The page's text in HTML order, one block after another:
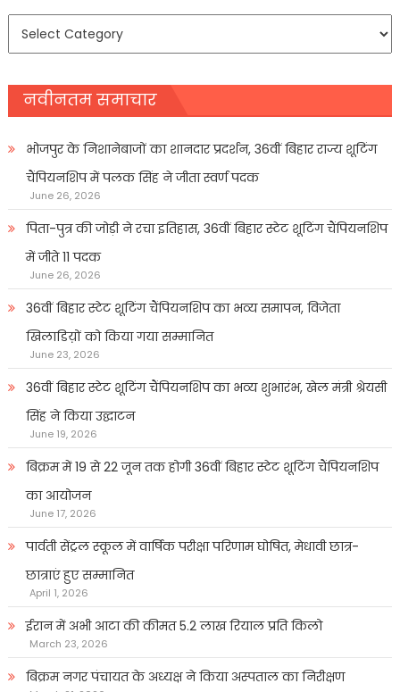
समाचार
नवीनतम समाचार
भोजपुर के निशानेबाजों का शानदार प्रदर्शन, 36वीं बिहार राज्य शूटिंग
चैंपियनशिप में पलक सिंह ने जीता स्वर्ण पदक
June 26, 2026
पिता-पुत्र की जोड़ी ने रचा इतिहास, 36वीं बिहार स्टेट शूटिंग चैंपियनशिप
में जीते 11 पदक
June 26, 2026
36वीं बिहार स्टेट शूटिंग चैंपियनशिप का भव्य समापन, विजेता
खिलाडिय़ों को किया गया सम्मानित
June 23, 2026
36वीं बिहार स्टेट शूटिंग चैंपियनशिप का भव्य शुभारंभ, खेल मंत्री श्रेयसी
सिंह ने किया उद्घाटन
June 19, 2026
बिक्रम में 19 से 22 जून तक होगी 36वीं बिहार स्टेट शूटिंग चैंपियनशिप
का आयोजन
June 17, 2026
पार्वती सेंट्रल स्कूल में वार्षिक परीक्षा परिणाम घोषित, मेधावी छात्र-
छात्राएं हुए सम्मानित
April 1, 2026
ईरान में अभी आटा की कीमत 5.2 लाख रियाल प्रति किलो
March 23, 2026
बिक्रम नगर पंचायत के अध्यक्ष ने किया अस्पताल का निरीक्षण